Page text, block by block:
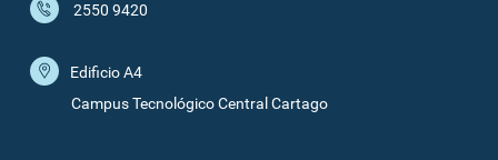
2550 9420
Edificio A4
Campus Tecnológico Central Cartago